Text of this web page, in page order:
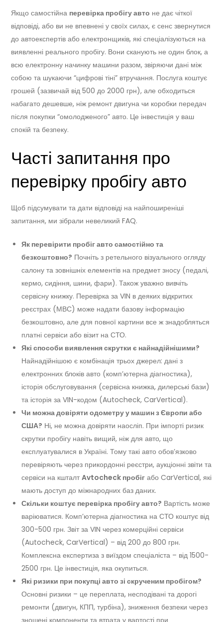
Якщо самостійна перевірка пробігу авто не дає чіткої
відповіді, або ви не впевнені у своїх силах, є сенс звернутися
до автоекспертів або електронщиків, які спеціалізуються на
виявленні реального пробігу. Вони сканують не один блок, а
всю електронну начинку машини разом, звіряючи дані між
собою та шукаючи “цифрові тіні” втручання. Послуга коштує
грошей (зазвичай від 500 до 2000 грн), але обходиться
набагато дешевше, ніж ремонт двигуна чи коробки передач
після покупки “омолодженого” авто. Це інвестиція у ваш
спокій та безпеку.
Часті запитання про
перевірку пробігу авто
Щоб підсумувати та дати відповіді на найпоширеніші
запитання, ми зібрали невеликий FAQ.
Як перевірити пробіг авто самостійно та
безкоштовно? Почніть з ретельного візуального огляду
салону та зовнішніх елементів на предмет зносу (педалі,
кермо, сидіння, шини, фари). Також уважно вивчіть
сервісну книжку. Перевірка за VIN в деяких відкритих
реєстрах (МВС) може надати базову інформацію
безкоштовно, але для повної картини все ж знадобляться
платні сервіси або візит на СТО.
Які способи виявлення скрутки є найнадійнішими?
Найнадійнішою є комбінація трьох джерел: дані з
електронних блоків авто (комп’ютерна діагностика),
історія обслуговування (сервісна книжка, дилерські бази)
та історія за VIN-кодом (Autocheck, CarVertical).
Чи можна довіряти одометру у машин з Європи або
США? Ні, не можна довіряти наосліп. При імпорті ризик
скрутки пробігу навіть вищий, ніж для авто, що
експлуатувалися в Україні. Тому такі авто обов’язково
перевіряють через прикордонні реєстри, аукціонні звіти та
сервіси на кшталтAvtocheck пробіг або CarVertical, які
мають доступ до міжнародних баз даних.
Скільки коштує перевірка пробігу авто? Вартість може
варіюватися. Комп’ютерна діагностика на СТО коштує від
300-500 грн. Звіт за VIN через комерційні сервіси
(Autocheck, CarVertical) – від 200 до 800 грн.
Комплексна експертиза з виїздом спеціаліста – від 1500-
2500 грн. Це інвестиція, яка окупиться.
Які ризики при покупці авто зі скрученим пробігом?
Основні ризики – це переплата, несподівані та дорогі
ремонти (двигун, КПП, турбіна), зниження безпеки через
зношені компоненти та втрата у вартості при